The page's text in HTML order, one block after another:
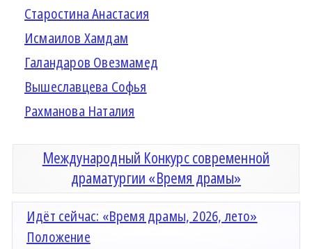
Старостина Анастасия
Исмаилов Хамдам
Галандаров Овезмамед
Вышеславцева Софья
Рахманова Наталия
Международный Конкурс современной
драматургии «Время драмы»
Идёт сейчас: «Время драмы, 2026, лето»
Положение